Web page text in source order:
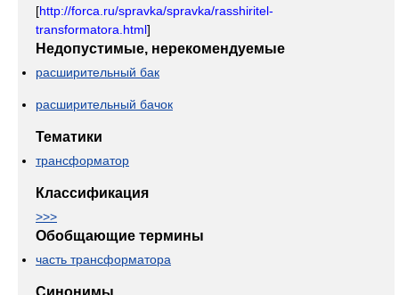
[http://forca.ru/spravka/spravka/rasshiritel-
transformatora.html]
Недопустимые, нерекомендуемые
расширительный бак
расширительный бачок
Тематики
трансформатор
Классификация
>>>
Обобщающие термины
часть трансформатора
Синонимы